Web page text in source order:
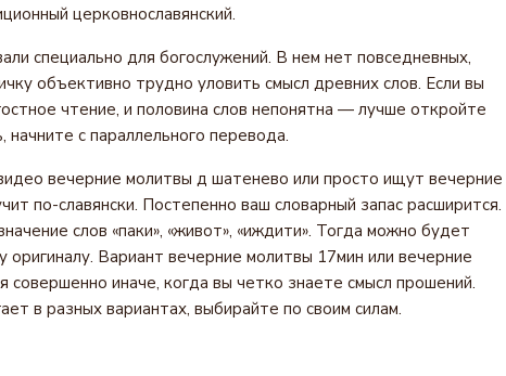
церковнославянский.
специально для богослужений. В нем нет повседневных,
объективно трудно уловить смысл древних слов. Если вы
чтение, и половина слов непонятна — лучше откройте
с параллельного перевода.
вечерние молитвы д шатенево или просто ищут вечерние
по-славянски. Постепенно ваш словарный запас расширится.
слов «паки», «живот», «иждити». Тогда можно будет
оригиналу. Вариант вечерние молитвы 17мин или вечерние
совершенно иначе, когда вы четко знаете смысл прошений.
в разных вариантах, выбирайте по своим силам.